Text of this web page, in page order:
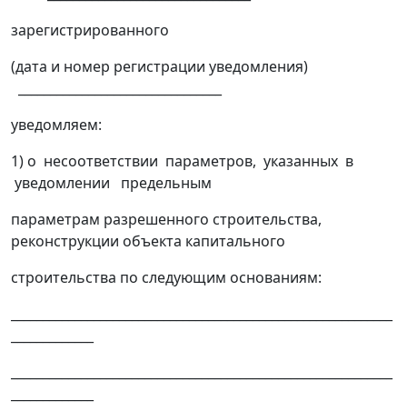
зарегистрированного
(дата и номер регистрации уведомления)
уведомляем:
1) о несоответствии параметров, указанных в
уведомлении предельным
параметрам разрешенного строительства,
реконструкции объекта капитального
строительства по следующим основаниям: